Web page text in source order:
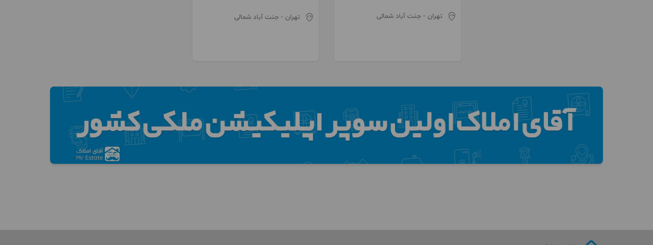
تهران - جنت آباد شمالی تهران- جنت آباد شمالی